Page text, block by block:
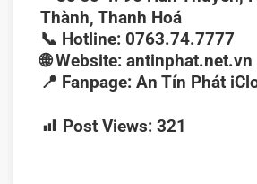
Thành, Thanh Hoá
📞 Hotline: 0763.74.7777
🌐Website: antinphat.net.vn
📍 Fanpage: An Tín Phát
Post Views: 321